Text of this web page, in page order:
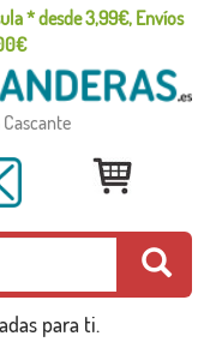
* desde 3,99€, Envíos
para ti.